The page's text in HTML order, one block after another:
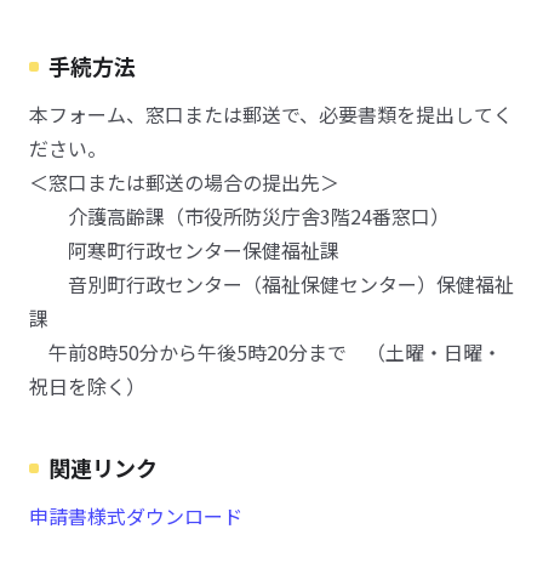
手続方法
本フォーム、窓口または郵送で、必要書類を提出してく
ださい。
＜窓口または郵送の場合の提出先＞
介護高齢課（市役所防災庁舎3階24番窓口）
阿寒町行政センター保健福祉課
音別町行政センター（福祉保健センター）保健福祉
課
午前8時50分から午後5時20分まで （土曜・日曜・
祝日を除く）
関連リンク
申請書様式ダウンロード